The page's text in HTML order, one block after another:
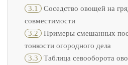
3.1 Соседство овощей на
совместимости
3.2 Примеры смешанных
тонкости огородного дела
3.3 Таблица севооборота